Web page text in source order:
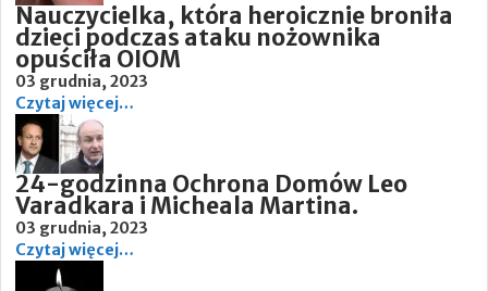
Nauczycielka, która heroicznie broniła
dzieci podczas ataku nożownika
opuściła OIOM
03 grudnia, 2023
Czytaj więcej…
24-godzinna Ochrona Domów Leo
Varadkara i Micheala Martina.
03 grudnia, 2023
Czytaj więcej…